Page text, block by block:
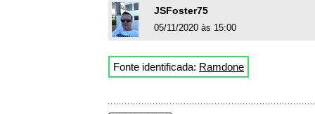
JSFoster75
05/11/2020 às 15:00
Fonte identificada: Ramdone